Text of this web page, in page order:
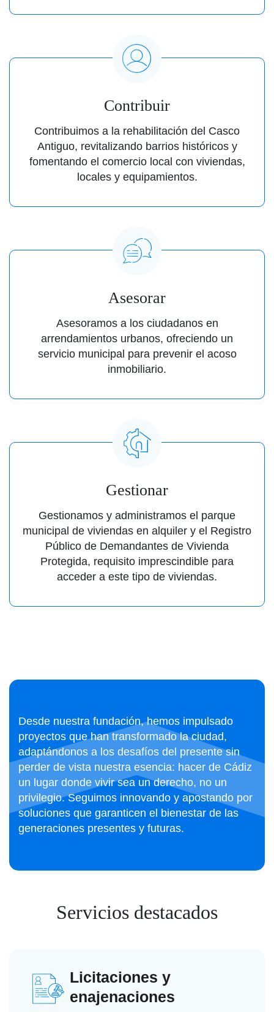
Contribuir
Contribuimos a la rehabilitación del Casco
Antiguo, revitalizando barrios históricos y
fomentando el comercio local con viviendas,
locales y equipamientos.
Asesorar
Asesoramos a los ciudadanos en
arrendamientos urbanos, ofreciendo un
servicio municipal para prevenir el acoso
inmobiliario.
Gestionar
Gestionamos y administramos el parque
municipal de viviendas en alquiler y el Registro
Público de Demandantes de Vivienda
Protegida, requisito imprescindible para
acceder a este tipo de viviendas.
Desde nuestra fundación, hemos impulsado
proyectos que han transformado la ciudad,
adaptándonos a los desafíos del presente sin
perder de vista nuestra esencia: hacer de Cádiz
un lugar donde vivir sea un derecho, no un
privilegio. Seguimos innovando y apostando por
soluciones que garanticen el bienestar de las
generaciones presentes y futuras.
Servicios destacados
Licitaciones y
enajenaciones